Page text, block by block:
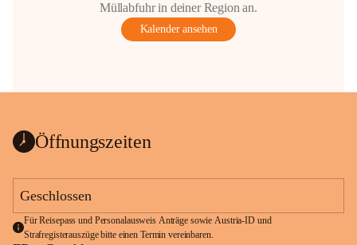
Müllabfuhr in deiner Region an.
Kalender ansehen
Öffnungszeiten
Geschlossen
Für Reisepass und Personalausweis Anträge sowie Austria-ID und
Strafregisterauszüge bitte einen Termin vereinbaren.